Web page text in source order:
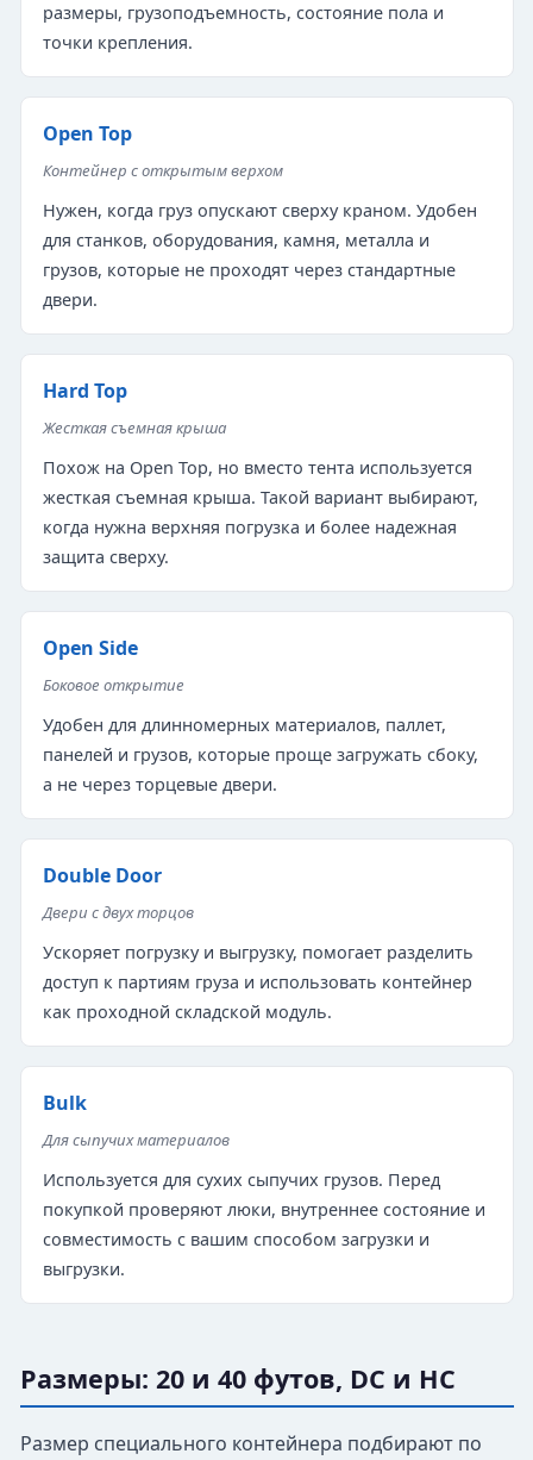
размеры, грузоподъемность, состояние пола и
точки крепления.
Open Top
Контейнер с открытым верхом
Нужен, когда груз опускают сверху краном. Удобен
для станков, оборудования, камня, металла и
грузов, которые не проходят через стандартные
двери.
Hard Top
Жесткая съемная крыша
Похож на Open Top, но вместо тента используется
жесткая съемная крыша. Такой вариант выбирают,
когда нужна верхняя погрузка и более надежная
защита сверху.
Open Side
Боковое открытие
Удобен для длинномерных материалов, паллет,
панелей и грузов, которые проще загружать сбоку,
а не через торцевые двери.
Double Door
Двери с двух торцов
Ускоряет погрузку и выгрузку, помогает разделить
доступ к партиям груза и использовать контейнер
как проходной складской модуль.
Bulk
Для сыпучих материалов
Используется для сухих сыпучих грузов. Перед
покупкой проверяют люки, внутреннее состояние и
совместимость с вашим способом загрузки и
выгрузки.
Размеры: 20 и 40 футов, DC и HC
Размер специального контейнера подбирают по